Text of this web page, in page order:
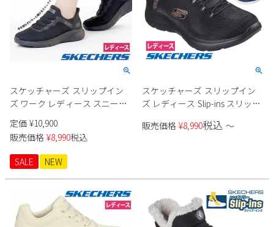
スケッチャーズ スリップイン
ズ ワーク レディース スニーカ
ー 防滑 滑りにくい 雨 靴 スクワ
ッド カオス SR ジャスル 108194
ブラック 黒 SKECHERS
定価 ¥10,900
販売価格 ¥8,990税込
SALE
NEW
スケッチャーズ スリップイン
ズ レディース Slip-ins スリッポ
ミッツ クラッシーナイト
販売価格 ¥8,990税込 〜